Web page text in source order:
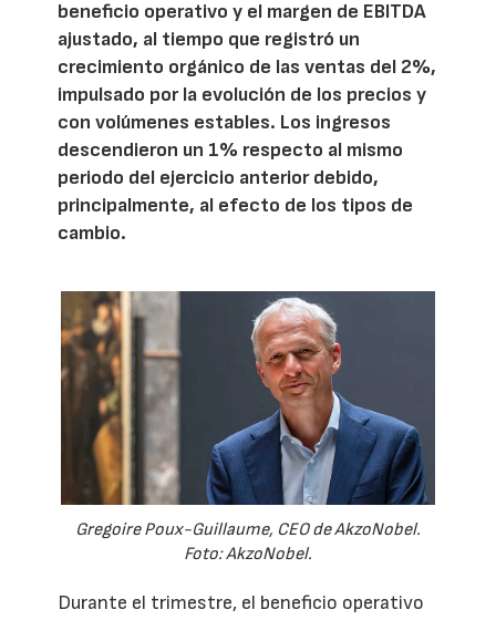
beneficio operativo y el margen de EBITDA
ajustado, al tiempo que registró un
crecimiento orgánico de las ventas del 2%,
impulsado por la evolución de los precios y
con volúmenes estables. Los ingresos
descendieron un 1% respecto al mismo
periodo del ejercicio anterior debido,
principalmente, al efecto de los tipos de
cambio.
Gregoire Poux-Guillaume, CEO de AkzoNobel.
Foto: AkzoNobel.
Durante el trimestre, el beneficio operativo